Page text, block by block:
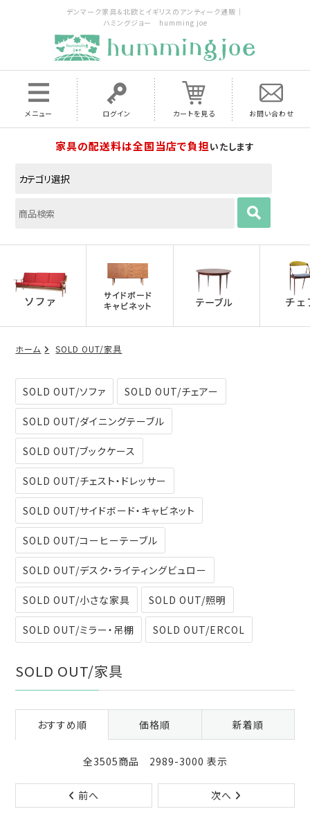
デンマーク家具＆北欧とイギリスのアンティーク通販｜
ハミングジョー humming joe
メニュー ログイン カートを見る お問い合わせ
家具の配送料は全国当店で負担いたします
ホーム SOLD OUT/家具
SOLD OUT/ソファ SOLD OUT/チェアー
SOLD OUT/ダイニングテーブル
SOLD OUT/ブックケース
SOLD OUT/チェスト・ドレッサー
SOLD OUT/サイドボード・キャビネット
SOLD OUT/コーヒーテーブル
SOLD OUT/デスク・ライティングビュロー
SOLD OUT/小さな家具 SOLD OUT/照明
SOLD OUT/ミラー・吊棚 SOLD OUT/ERCOL
SOLD OUT/家具
おすすめ順 価格順 新着順
全3505商品 2989-3000 表示
前へ 次へ